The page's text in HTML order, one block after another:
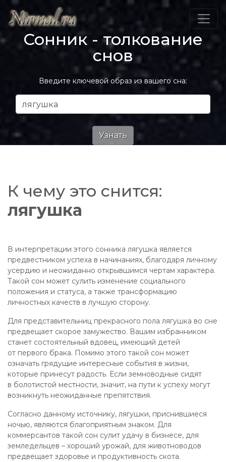
Сонник - толкование
снов
Введите ключевой образ из вашего сна:
К чему это снится:
лягушка
В интерпретации этого сонника лягушка является
предвестником успеха в начинаниях, благодаря личному
усердию и неожиданно открывшимся чертам характера.
Такой сон может сулить изменение социального
положения и статуса, а также трансформацию
личностных качеств в лучшую сторону.
Для представительниц прекрасного пола лягушка во сне
предвещает скорое замужество. Вашим избранником
станет состоятельный вдовец, имеющий детей
от первого брака. Помимо этого такой сон может
означать грядущие интересные события в жизни,
которые принесут радость. Если земноводные сидят
в болотистой местности, значит, на пути к успеху могут
возникнуть неожиданные препятствия.
Согласно данному источнику, лягушки, приснившиеся
ночью, являются благоприятным знаком. Для
коммерсантов такой сон сулит удачу в бизнесе, для
земледельцев – хороший урожай, для животноводов
предвещает здоровье и продуктивность скота.